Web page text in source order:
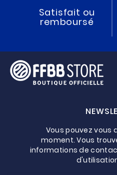
Satisfait ou
remboursé
Vous pouvez vous
moment. Vous
informations de